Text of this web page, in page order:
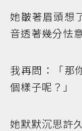
她皺著眉頭想
音透著幾分怯
我再問：「那
個樣子呢？」
她默默沉思許